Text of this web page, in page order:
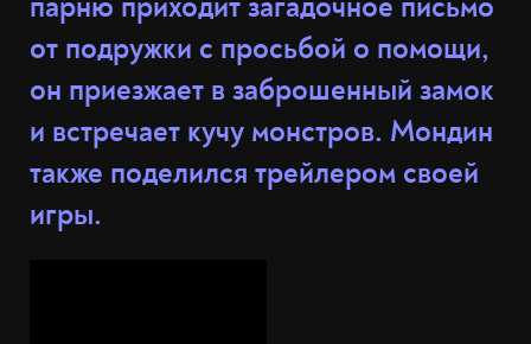
парню приходит загадочное письмо
от подружки с просьбой о помощи,
он приезжает в заброшенный замок
и встречает кучу монстров. Мондин
также поделился трейлером своей
игры.